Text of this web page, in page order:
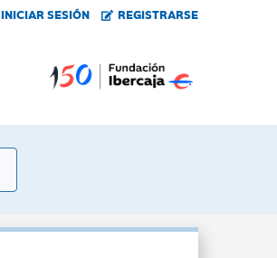
INICIAR SESIÓN REGISTRARSE